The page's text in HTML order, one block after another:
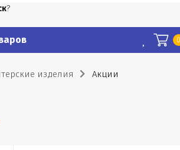
?
изделия Акции